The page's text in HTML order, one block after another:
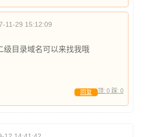
11-29 15:12:09
级目录域名可以来找我哦
顶: 0 踩: 0
回复